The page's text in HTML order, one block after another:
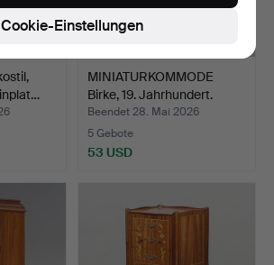
MINIATURKOMMODE
Birke, 19. Jahrhundert.
Beendet 28. Mai 2026
5 Gebote
53 USD
Cookie-Einstellungen